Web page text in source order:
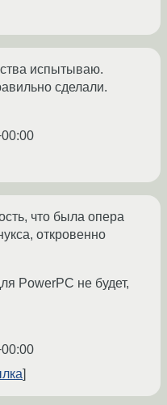
испытываю.
сделали.
что была опера
откровенно
PowerPC не будет,